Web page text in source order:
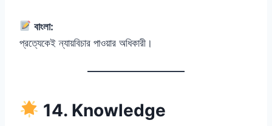
বাংলা:
প্রত্যেকেই ন্যায়বিচার পাওয়ার অধিকারী।
14. Knowledge